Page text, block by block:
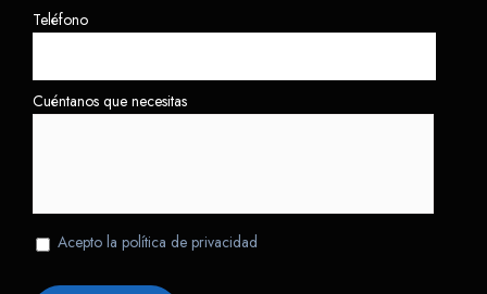
Teléfono
Cuéntanos que necesitas
Acepto la política de privacidad